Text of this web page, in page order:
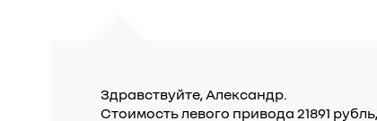
Здравствуйте, Александр.
Стоимость левого привода 21891